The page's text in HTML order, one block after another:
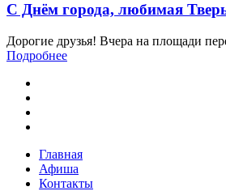
С Днём города, любимая
Дорогие друзья! Вчера на площади
Подробнее
Главная
Афиша
Контакты